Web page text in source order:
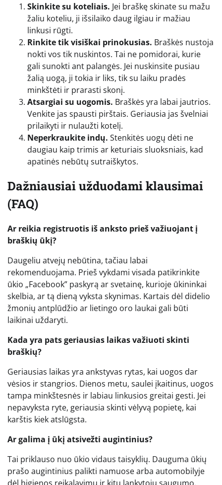
Skinkite su koteliais. Jei braškę skinate su mažu
žaliu koteliu, ji išsilaiko daug ilgiau ir mažiau
linkusi rūgti.
Rinkite tik visiškai prinokusias. Braškės nustoja
nokti vos tik nuskintos. Tai ne pomidorai, kurie
gali sunokti ant palangės. Jei nuskinsite pusiau
žalią uogą, ji tokia ir liks, tik su laiku pradės
minkštėti ir prarasti skonį.
Atsargiai su uogomis. Braškės yra labai jautrios.
Venkite jas spausti pirštais. Geriausia jas švelniai
prilaikyti ir nulaužti kotelį.
Neperkraukite indų. Stenkitės uogų dėti ne
daugiau kaip trimis ar keturiais sluoksniais, kad
apatinės nebūtų sutraiškytos.
Dažniausiai užduodami klausimai
(FAQ)
Ar reikia registruotis iš anksto prieš važiuojant į
braškių ūkį?
Daugeliu atvejų nebūtina, tačiau labai
rekomenduojama. Prieš vykdami visada patikrinkite
ūkio „Facebook” paskyrą ar svetainę, kurioje ūkininkai
skelbia, ar tą dieną vyksta skynimas. Kartais dėl didelio
žmonių antplūdžio ar lietingo oro laukai gali būti
laikinai uždaryti.
Kada yra pats geriausias laikas važiuoti skinti
braškių?
Geriausias laikas yra ankstyvas rytas, kai uogos dar
vėsios ir stangrios. Dienos metu, saulei įkaitinus, uogos
tampa minkštesnės ir labiau linkusios greitai gesti. Jei
nepavyksta ryte, geriausia skinti vėlyvą popietę, kai
karštis kiek atslūgsta.
Ar galima į ūkį atsivežti augintinius?
Tai priklauso nuo ūkio vidaus taisyklių. Dauguma ūkių
prašo augintinius palikti namuose arba automobilyje